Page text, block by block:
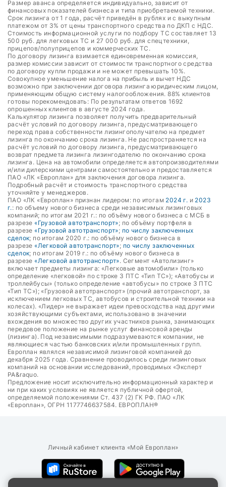
Размер аванса определяется индивидуально, зависит от
финансовых показателей бизнеса и типа приобретаемой техники.
Срок лизинга от 1 года, расчёт приведён в рублях и с выкупным
платежом от 3% от цены транспортного средства по ДКП с НДС.
Стоимость информационной услуги по подбору ТС составляет 13
500 руб. для легковых ТС и 27 000 руб. для спецтехники,
прицепов/полуприцепов и коммерческих ТС.
По договору лизинга взимается единовременная комиссия,
размер комиссии зависит от стоимости транспортного средства
по договору купли продажи и не может превышать 10%.
Совокупное уменьшение налога на прибыль и вычет НДС
возможно при заключении договора лизинга юридическим лицом,
применяющим общую систему налогообложения. 88% клиентов
готовы порекомендовать: По результатам ответов 1692
опрошенных клиентов в августе 2024 года.
Калькулятор лизинга позволяет получить предварительный
расчёт условий по договору лизинга, предусматривающего
переход права собственности лизингополучателю на предмет
лизинга по окончанию срока лизинга. Не распространяется на
расчёт условий по договору лизинга, предусматривающего
возврат предмета лизинга лизингодателю по окончанию срока
лизинга. Цена на автомобили определяется автопроизводителями
и/или дилерскими центрами самостоятельно и предоставляется
ПАО «ЛК «Европлан» для заключения договора лизинга.
Подробный расчёт и стоимость транспортного средства
уточняйте у менеджеров.
ПАО «ЛК «Европлан» признан лидером: по итогам 2024 г. и 2023
г.: по объему нового бизнеса среди независимых лизинговых
компаний; по итогам 2021 г.: по объёму нового бизнеса с МСБ в
разрезе «Грузовой автотранспорт»; по объёму портфеля в
разрезе «Грузовой автотранспорт»; по числу заключенных
сделок; по итогам 2020 г.: по объёму нового бизнеса в
разрезе «Легковой автотранспорт»; по числу заключенных
сделок; по итогам 2019 г.: по объёму нового бизнеса в
разрезе «Легковой автотранспорт». Сегмент «Автолизинг»
включает предметы лизинга: «Легковые автомобили» (только
определение «легковой» по строке 3 ПТС «Тип ТС»); «Автобусы и
троллейбусы» (только определение «автобусы» по строке 3 ПТС
«Тип ТС»); «Грузовой автотранспорт» (прочий автотранспорт, за
исключением легковых ТС, автобусов и строительной техники на
колесах). «Лидер» не выражает идеи превосходства над другими
хозяйствующими субъектами, использовано в значении
вхождения во множество других участников рынка, занимающих
передовое положение на рынке услуг финансовой аренды
(лизинга). Под независимыми подразумеваются компании, не
являющиеся частью банковских и/или промышленных групп.
Европлан являлся независимой лизинговой компанией до
декабря 2025 года. Сравнение проводилось среди лизинговых
компаний на основании исследований, проводимых «Эксперт
РА&raquo.
Предложение носит исключительно информационный характер и
ни при каких условиях не является публичной офертой,
определяемой положениями Ст. 437 (2) ГК РФ. ПАО «ЛК
«Европлан», ОГРН 1177746637584. ЕВРОПЛАН®
Личный кабинет клиента «Мой Европлан»